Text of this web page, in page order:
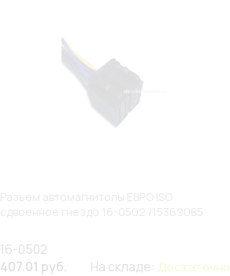
16-0502
407.01 руб.
На складе: Достаточно